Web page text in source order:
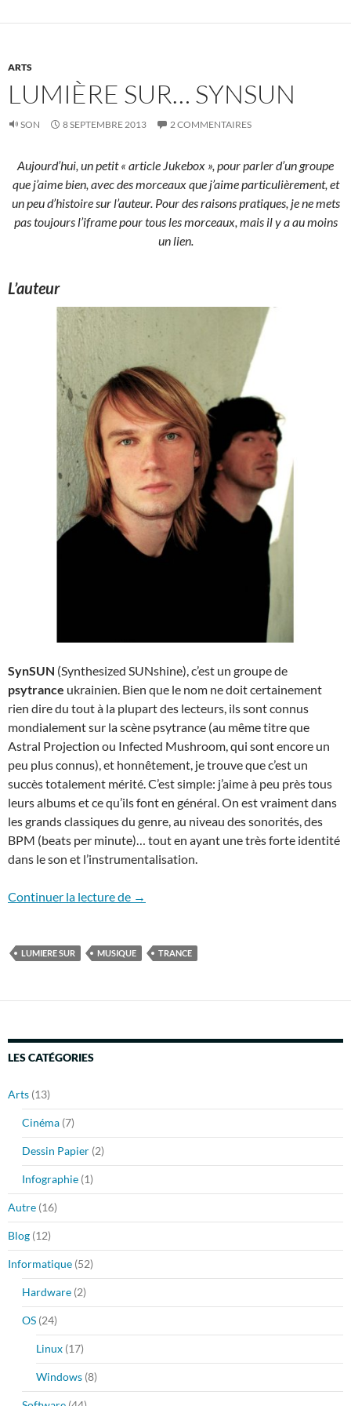
ARTS
LUMIÈRE SUR… SYNSUN
SON 8 SEPTEMBRE 2013 2 COMMENTAIRES
Aujourd’hui, un petit « article Jukebox », pour parler d’un groupe
que j’aime bien, avec des morceaux que j’aime particulièrement, et
un peu d’histoire sur l’auteur. Pour des raisons pratiques, je ne mets
pas toujours l’iframe pour tous les morceaux, mais il y a au moins
un lien.
L’auteur
SynSUN (Synthesized SUNshine), c’est un groupe de
psytrance ukrainien. Bien que le nom ne doit certainement
rien dire du tout à la plupart des lecteurs, ils sont connus
mondialement sur la scène psytrance (au même titre que
Astral Projection ou Infected Mushroom, qui sont encore un
peu plus connus), et honnêtement, je trouve que c’est un
succès totalement mérité. C’est simple: j’aime à peu près tous
leurs albums et ce qu’ils font en général. On est vraiment dans
les grands classiques du genre, au niveau des sonorités, des
BPM (beats per minute)… tout en ayant une très forte identité
dans le son et l’instrumentalisation.
Continuer la lecture de Lumière sur… SynSUN
→
LUMIERE SUR MUSIQUE TRANCE
LES CATÉGORIES
Arts (13)
Cinéma (7)
Dessin Papier (2)
Infographie (1)
Autre (16)
Blog (12)
Informatique (52)
Hardware (2)
OS (24)
Linux (17)
Windows (8)